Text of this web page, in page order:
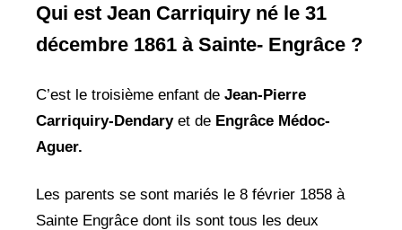
Qui est Jean Carriquiry né le 31
décembre 1861 à Sainte- Engrâce ?
C’est le troisième enfant de Jean-Pierre
Carriquiry-Dendaryet de Engrâce Médoc-
Aguer.
Les parents se sont mariés le 8 février 1858 à
Sainte Engrâce dont ils sont tous les deux